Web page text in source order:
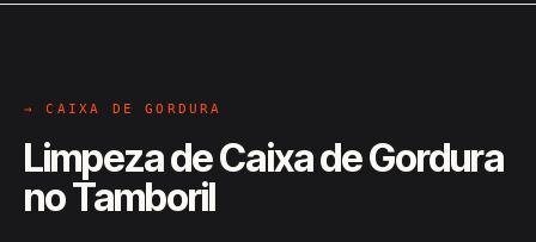
→ CAIXA DE GORDURA
Limpeza de Caixa de Gordura
no Tamboril